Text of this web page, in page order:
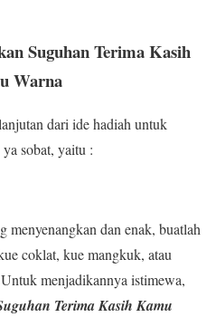
Suguhan Terima Kasih
Warna
dari ide hadiah untuk
sobat, yaitu :
menyenangkan dan enak, buatlah
coklat, kue mangkuk, atau
menjadikannya istimewa,
Terima Kasih Kamu